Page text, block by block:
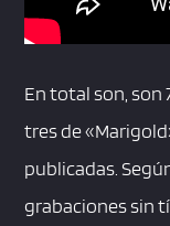
En total son, son
tres de
publicadas.
grabaciones sin